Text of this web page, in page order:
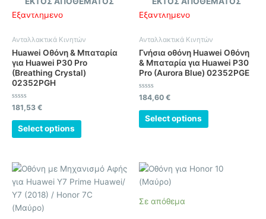
Εξαντλημένο
Ανταλλακτικά Κινητών
Huawei Οθόνη & Μπαταρία
για Huawei P30 Pro
(Breathing Crystal)
02352PGH
Βαθμολογήθηκε
με
0
από
181,53 €
Select options
Εξαντλημένο
Ανταλλακτικά Κινητών
Γνήσια οθόνη Huawei Οθόνη
& Μπαταρία για Huawei P30
Pro (Aurora Blue) 02352PGE
Βαθμολογήθηκε
με
0
από
184,60 €
Select options
Σε απόθεμα